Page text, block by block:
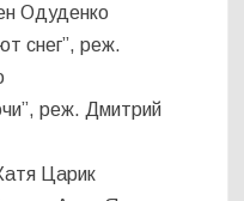
Одуденко
снег”, реж.
реж. Дмитрий
Царик